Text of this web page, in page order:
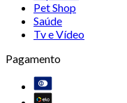
Pet Shop
Saúde
Tv e Vídeo
Pagamento